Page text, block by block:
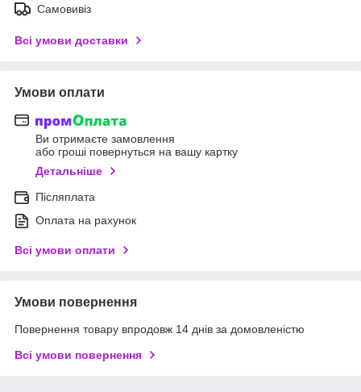
Самовивіз
Всі умови доставки
Умови оплати
Ви отримаєте замовлення
або гроші повернуться на вашу картку
Детальніше
Післяплата
Оплата на рахунок
Всі умови оплати
Умови повернення
Повернення товару впродовж 14 днів за домовленістю
Всі умови повернення